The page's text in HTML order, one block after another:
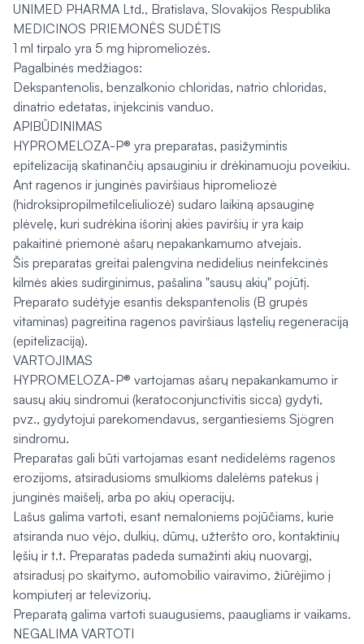
UNIMED PHARMA Ltd., Bratislava, Slovakijos Respublika
MEDICINOS PRIEMONĖS SUDĖTIS
1 ml tirpalo yra 5 mg hipromeliozės.
Pagalbinės medžiagos:
Dekspantenolis, benzalkonio chloridas, natrio chloridas,
dinatrio edetatas, injekcinis vanduo.
APIBŪDINIMAS
HYPROMELOZA-P® yra preparatas, pasižymintis
epitelizaciją skatinančių apsauginiu ir drėkinamuoju poveikiu.
Ant ragenos ir junginės paviršiaus hipromeliozė
(hidroksipropilmetilceliuliozė) sudaro laikiną apsauginę
plėvelę, kuri sudrėkina išorinį akies paviršių ir yra kaip
pakaitinė priemonė ašarų nepakankamumo atvejais.
Šis preparatas greitai palengvina nedidelius neinfekcinės
kilmės akies sudirginimus, pašalina "sausų akių" pojūtį.
Preparato sudėtyje esantis dekspantenolis (B grupės
vitaminas) pagreitina ragenos paviršiaus ląstelių regeneraciją
(epitelizaciją).
VARTOJIMAS
HYPROMELOZA-P® vartojamas ašarų nepakankamumo ir
sausų akių sindromui (keratoconjunctivitis sicca) gydyti,
pvz., gydytojui parekomendavus, sergantiesiems Sjögren
sindromu.
Preparatas gali būti vartojamas esant nedidelėms ragenos
erozijoms, atsiradusioms smulkioms dalelėms patekus į
junginės maišelį, arba po akių operacijų.
Lašus galima vartoti, esant nemaloniems pojūčiams, kurie
atsiranda nuo vėjo, dulkių, dūmų, užteršto oro, kontaktinių
lęšių ir t.t. Preparatas padeda sumažinti akių nuovargį,
atsiradusį po skaitymo, automobilio vairavimo, žiūrėjimo į
kompiuterį ar televizorių.
Preparatą galima vartoti suaugusiems, paaugliams ir vaikams.
NEGALIMA VARTOTI